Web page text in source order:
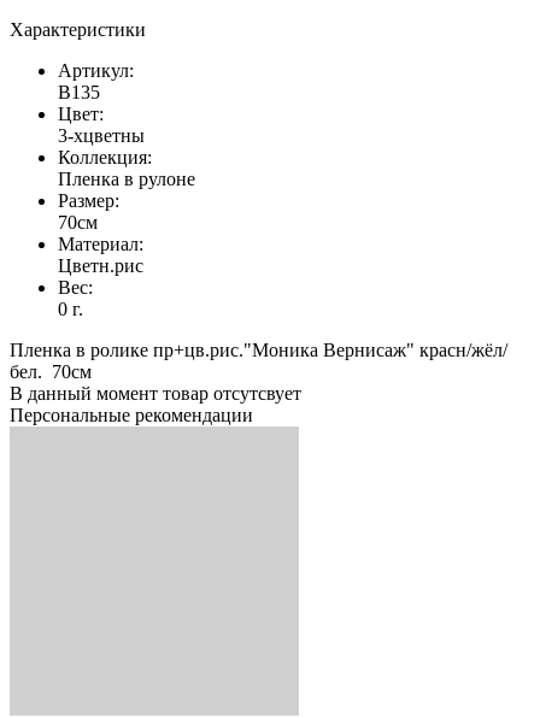
Характеристики
Артикул:
В135
Цвет:
3-хцветны
Коллекция:
Пленка в рулоне
Размер:
70см
Материал:
Цветн.рис
Вес:
0 г.
Пленка в ролике пр+цв.рис."Моника Вернисаж" красн/жёл/
бел. 70см
В данный момент товар отсутсвует
Персональные рекомендации